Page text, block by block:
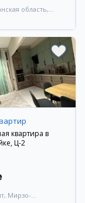
область,
квартира в
Ц-2
Мирзо-